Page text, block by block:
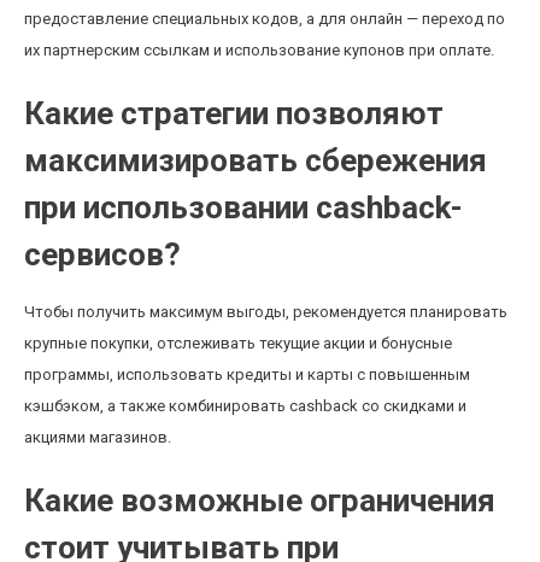
предоставление специальных кодов, а для онлайн — переход по
их партнерским ссылкам и использование купонов при оплате.
Какие стратегии позволяют
максимизировать сбережения
при использовании cashback-
сервисов?
Чтобы получить максимум выгоды, рекомендуется планировать
крупные покупки, отслеживать текущие акции и бонусные
программы, использовать кредиты и карты с повышенным
кэшбэком, а также комбинировать cashback со скидками и
акциями магазинов.
Какие возможные ограничения
стоит учитывать при